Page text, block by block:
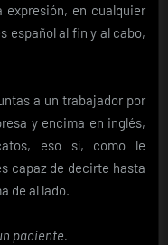
expresión, en cualquier
español al fin y al cabo,
a un trabajador por
y encima en inglés,
eso sí, como le
capaz de decirte hasta
de al lado.
paciente.